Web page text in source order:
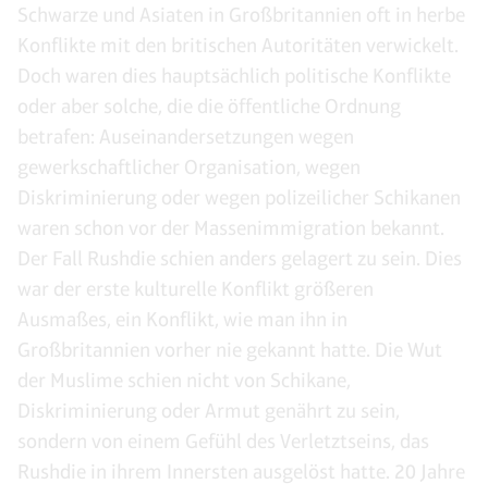
Schwarze und Asiaten in Großbritannien oft in herbe
Konflikte mit den britischen Autoritäten verwickelt.
Doch waren dies hauptsächlich politische Konflikte
oder aber solche, die die öffentliche Ordnung
betrafen: Auseinandersetzungen wegen
gewerkschaftlicher Organisation, wegen
Diskriminierung oder wegen polizeilicher Schikanen
waren schon vor der Massenimmigration bekannt.
Der Fall Rushdie schien anders gelagert zu sein. Dies
war der erste kulturelle Konflikt größeren
Ausmaßes, ein Konflikt, wie man ihn in
Großbritannien vorher nie gekannt hatte. Die Wut
der Muslime schien nicht von Schikane,
Diskriminierung oder Armut genährt zu sein,
sondern von einem Gefühl des Verletztseins, das
Rushdie in ihrem Innersten ausgelöst hatte. 20 Jahre